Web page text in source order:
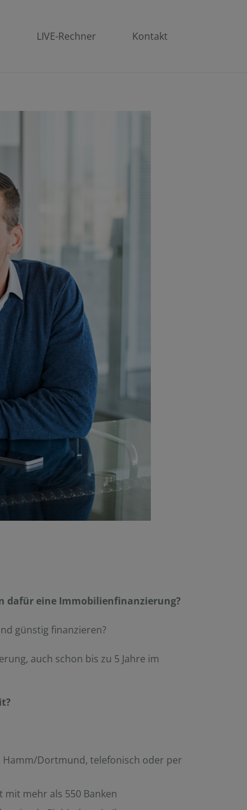
LIVE-Rechner Kontakt
dafür eine Immobilienfinanzierung?
günstig finanzieren?
auch schon bis zu 5 Jahre im
Dortmund, telefonisch oder per
mehr als 550 Banken